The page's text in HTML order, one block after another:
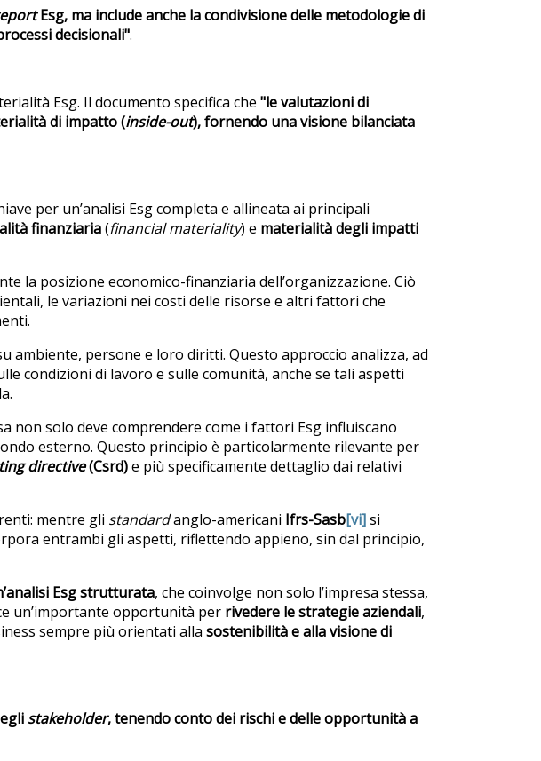
Esg, ma include anche la condivisione delle metodologie di
decisionali".
Esg. Il documento specifica che "le valutazioni di
di impatto (inside-out), fornendo una visione bilanciata
per un’analisi Esg completa e allineata ai principali
finanziaria(financial materiality) e materialità degli impatti
la posizione economico-finanziaria dell’organizzazione. Ciò
le variazioni nei costi delle risorse e altri fattori che
ambiente, persone e loro diritti. Questo approccio analizza, ad
condizioni di lavoro e sulle comunità, anche se tali aspetti
non solo deve comprendere come i fattori Esg influiscano
esterno. Questo principio è particolarmente rilevante per
directive(Csrd)e più specificamente dettaglio dai relativi
mentre gli standardanglo-americani Ifrs-Sasb[vi]si
entrambi gli aspetti, riflettendo appieno, sin dal principio,
Esg strutturata, che coinvolge non solo l’impresa stessa,
un’importante opportunità per rivedere le strategie aziendali,
sempre più orientati alla sostenibilità e alla visione di
stakeholder, tenendo conto dei rischi e delle opportunità a